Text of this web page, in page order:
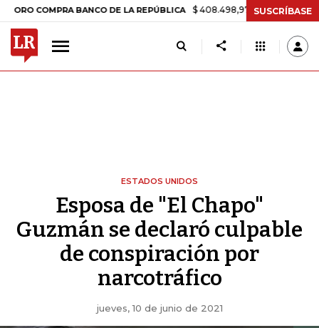
BANCO DE LA REPÚBLICA $ 408.498,97 +$ 8.753,81 +2,19%
SUSCRÍBASE
ESTADOS UNIDOS
Esposa de "El Chapo"
Guzmán se declaró culpable
de conspiración por
narcotráfico
jueves, 10 de junio de 2021